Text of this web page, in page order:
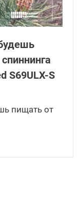
S69ULX-S
пищать от